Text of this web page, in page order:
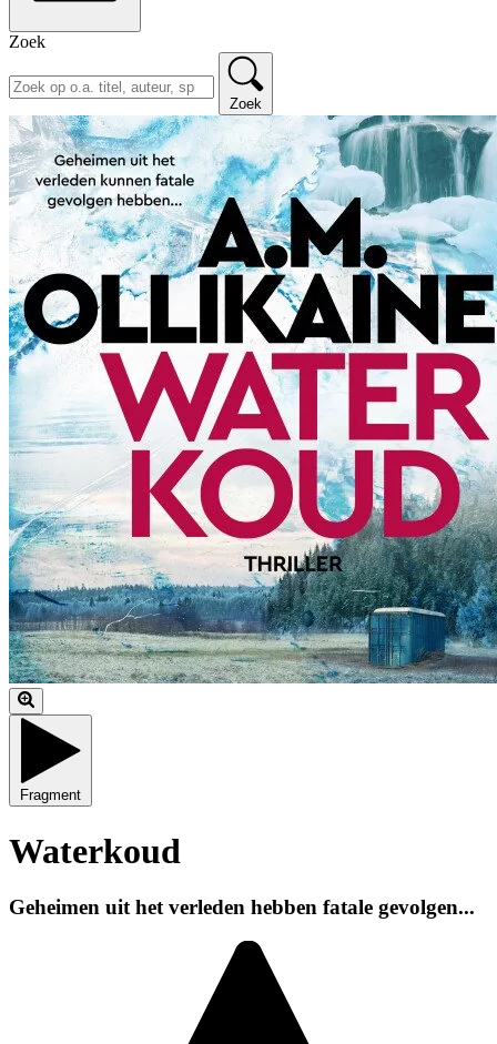
Zoek
Zoek
Fragment
Waterkoud
Geheimen uit het verleden hebben fatale gevolgen...